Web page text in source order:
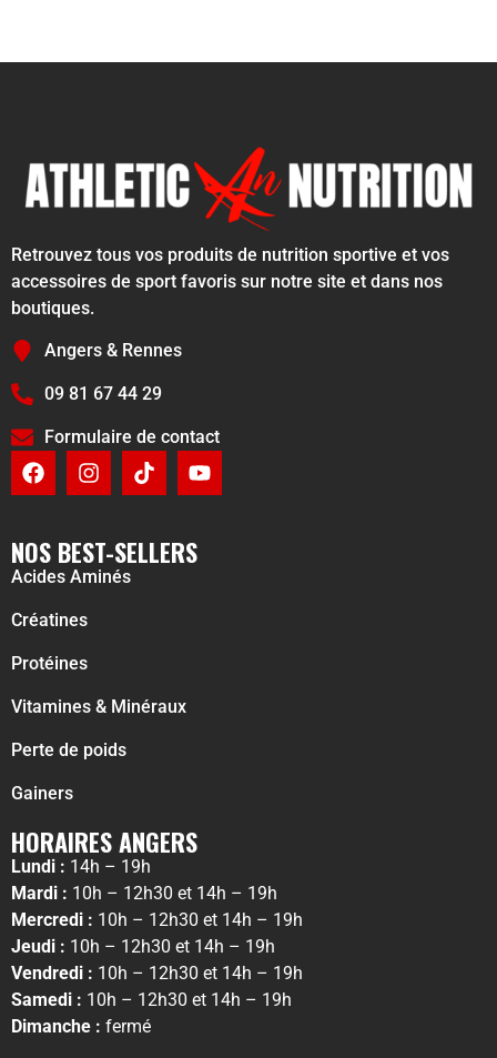
Retrouvez tous vos produits de nutrition sportive et vos
accessoires de sport favoris sur notre site et dans nos
boutiques.
Angers & Rennes
09 81 67 44 29
Formulaire de contact
NOS BEST-SELLERS
Acides Aminés
Créatines
Protéines
Vitamines & Minéraux
Perte de poids
Gainers
HORAIRES ANGERS
Lundi : 14h – 19h
Mardi : 10h – 12h30 et 14h – 19h
Mercredi : 10h – 12h30 et 14h – 19h
Jeudi : 10h – 12h30 et 14h – 19h
Vendredi : 10h – 12h30 et 14h – 19h
Samedi : 10h – 12h30 et 14h – 19h
Dimanche : fermé